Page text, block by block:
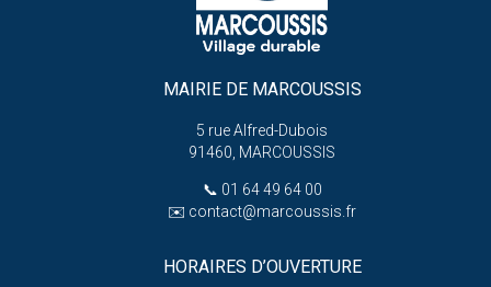
MAIRIE DE MARCOUSSIS
5 rue Alfred-Dubois
91460, MARCOUSSIS
📞 01 64 49 64 00
✉️ contact@marcoussis.fr
HORAIRES D’OUVERTURE